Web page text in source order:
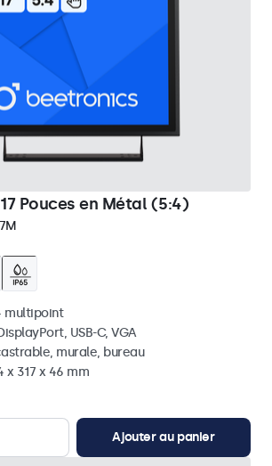
Pouces en Métal (5:4)
multipoint
USB-C, VGA
murale, bureau
x 317 x 46 mm
Ajouter au panier